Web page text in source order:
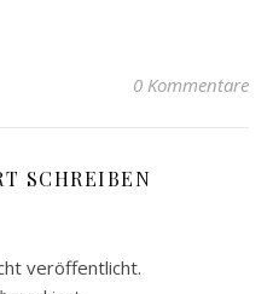
0 Kommentare
SCHREIBEN
veröffentlicht.